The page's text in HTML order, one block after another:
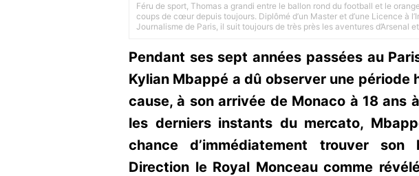
Féru de sport, Thomas a grandi entre le ballon rond du football et le
coups de cœur depuis toujours. Diplômé d’un Master et d’une Licence à
Journalisme de Paris, il suit toujours de très près les aventures d’Arsenal
Pendant ses sept années passées au
Kylian Mbappé a dû observer une période
cause, à son arrivée de Monaco à 18 ans
les derniers instants du mercato,
chance d’immédiatement trouver
Direction le Royal Monceau comme